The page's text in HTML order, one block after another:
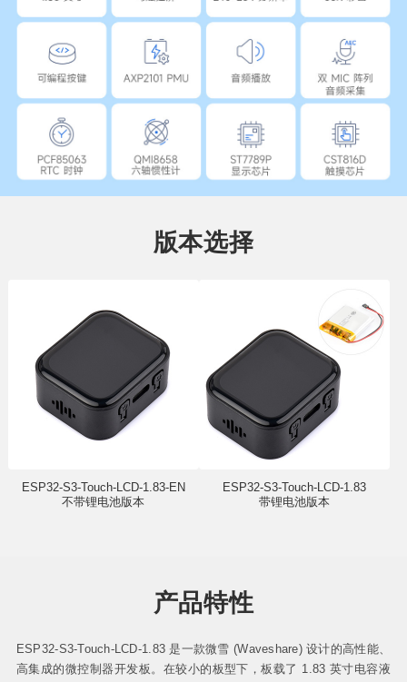
版本选择
ESP32-S3-Touch-LCD-1.83-EN
不带锂电池版本
ESP32-S3-Touch-LCD-1.83
带锂电池版本
产品特性
ESP32-S3-Touch-LCD-1.83 是一款微雪 (Waveshare) 设计的高性能、
高集成的微控制器开发板。在较小的板型下，板载了 1.83 英寸电容液